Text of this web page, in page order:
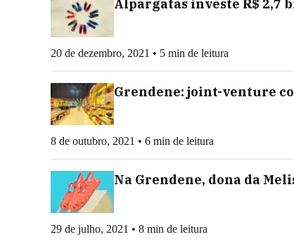
Alpargatas investe R$ 2,7
20 de dezembro, 2021 • 5 min de leitura
Grendene: joint-venture
8 de outubro, 2021 • 6 min de leitura
Na Grendene, dona da
29 de julho, 2021 • 8 min de leitura